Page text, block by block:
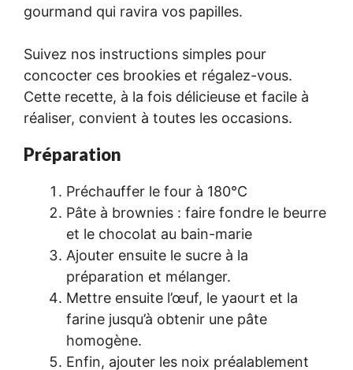
gourmand qui ravira vos papilles.
Suivez nos instructions simples pour
concocter ces brookies et régalez-vous.
Cette recette, à la fois délicieuse et facile à
réaliser, convient à toutes les occasions.
Préparation
Préchauffer le four à 180°C
Pâte à brownies : faire fondre le beurre
et le chocolat au bain-marie
Ajouter ensuite le sucre à la
préparation et mélanger.
Mettre ensuite l’œuf, le yaourt et la
farine jusqu’à obtenir une pâte
homogène.
Enfin, ajouter les noix préalablement